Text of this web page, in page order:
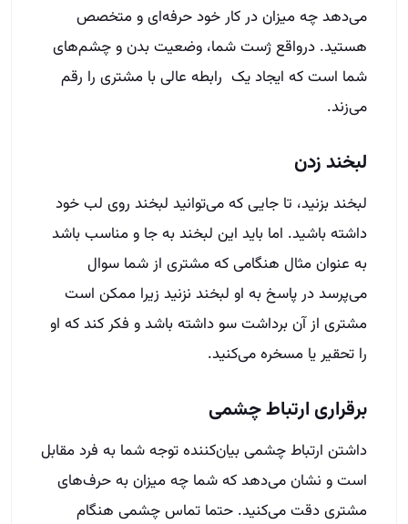
می‌دهد چه میزان در کار خود حرفه‌ای و متخصص
هستید. درواقع ژست شما، وضعیت بدن و چشم‌های
شما است که ایجاد یک رابطه عالی با مشتری را رقم
می‌زند.
لبخند زدن
لبخند بزنید، تا جایی که می‌توانید لبخند روی لب خود
داشته باشید. اما باید این لبخند به جا و مناسب باشد
به عنوان مثال هنگامی که مشتری از شما سوال
می‌پرسد در پاسخ به او لبخند نزنید زیرا ممکن است
مشتری از آن برداشت سو داشته باشد و فکر کند که او
را تحقیر یا مسخره می‌کنید.
برقراری ارتباط چشمی
داشتن ارتباط چشمی بیان‌کننده توجه شما به فرد مقابل
است و نشان می‌دهد که شما چه میزان به حرف‌های
مشتری دقت می‌کنید. حتما تماس چشمی هنگام